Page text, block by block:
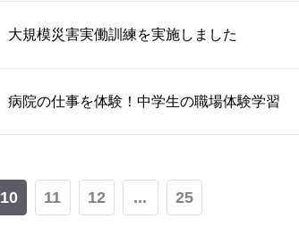
大規模災害実働訓練を実施しました
病院の仕事を体験！中学生の職場体験学習
10 11 12 ... 25